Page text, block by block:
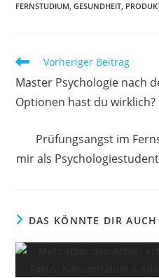
FERNSTUDIUM, GESUNDHEIT,
Weitere
ansehen
Vorheriger Beitrag
Master Psychologie nach
Optionen hast du wirklich?
Prüfungsangst im
mir als
DAS KÖNNTE DIR AUCH